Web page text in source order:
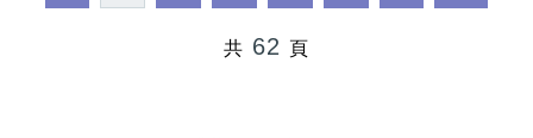
共 62 頁